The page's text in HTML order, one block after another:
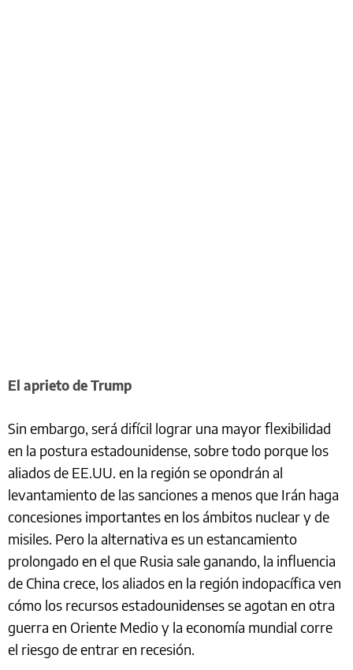
El aprieto de Trump
Sin embargo, será difícil lograr una mayor flexibilidad
en la postura estadounidense, sobre todo porque los
aliados de EE.UU. en la región se opondrán al
levantamiento de las sanciones a menos que Irán haga
concesiones importantes en los ámbitos nuclear y de
misiles. Pero la alternativa es un estancamiento
prolongado en el que Rusia sale ganando, la influencia
de China crece, los aliados en la región indopacífica ven
cómo los recursos estadounidenses se agotan en otra
guerra en Oriente Medio y la economía mundial corre
el riesgo de entrar en recesión.